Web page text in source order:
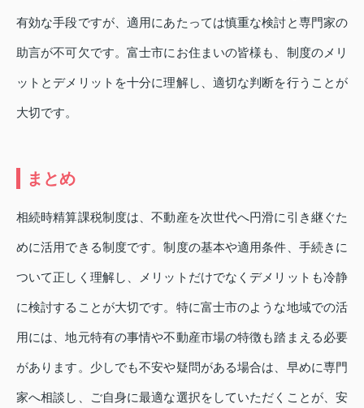
有効な手段ですが、適用にあたっては慎重な検討と専門家の
助言が不可欠です。富士市にお住まいの皆様も、制度のメリ
ットとデメリットを十分に理解し、適切な判断を行うことが
大切です。
まとめ
相続時精算課税制度は、不動産を次世代へ円滑に引き継ぐた
めに活用できる制度です。制度の基本や適用条件、手続きに
ついて正しく理解し、メリットだけでなくデメリットも冷静
に検討することが大切です。特に富士市のような地域での活
用には、地元特有の事情や不動産市場の特徴も踏まえる必要
があります。少しでも不安や疑問がある場合は、早めに専門
家へ相談し、ご自身に最適な選択をしていただくことが、安